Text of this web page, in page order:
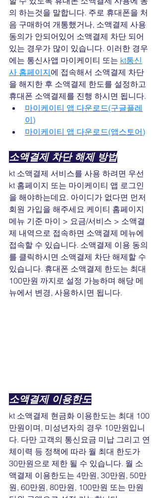
의 하는것을 말합니다. 주로 휴대폰을 처
음 구매하여 개통했거나, 소액결제 사용
동의가 안되어있어 소액결제 차단 되어
있는 경우가 많이 있습니다. 이러한 경우
에는 통신사앱 마이케이티 또는 kt통신
사 홈페이지에 접속해서 소액결제 차단
을 해지한 후 소액결제 한도를 설정하고
휴대폰 소액결제를 진행 하시면 됩니다.
마이케이티 앱 다운로드(구글플레
이)
마이케이티 앱 다운로드(앱스토어)
소액결제 차단 해제 방법
kt 소액결제 서비스를 사용 하려면 우선
kt 홈페이지 또는 마이케이티 앱 로그인
을 해야하는데요. 아이디가 없다면 먼저
회원 가입을 해주세요 케이티 홈페이지
메뉴 기준 마이 > 요금/서비스 > 소액결
제 내역으로 접속하면 소액결제 메뉴에
접속할 수 있습니다. 소액결제 이용 동의
를 클릭하시면 소액결제 차단 해제할 수
있습니다. 휴대폰 소액결제 한도는 최대
100만원 까지로 설정 가능하며 해당 메
뉴에서 변경, 사용하시면 됩니다.
소액결제 이용한도
kt 소액결제 현금화 이용한도는 최대 100
만원이며, 미성년자의 경우 10만원입니
다. 다만 고객의 통신요금 미납 그리고 연
체이력 등 정책에 따라 월 최대 한도가
30만원으로 제한 될 수 있습니다. 월 소
액결제 이용한도는 4만원, 30만원, 50만
원, 60만원, 80만원, 100만원 또는 만원